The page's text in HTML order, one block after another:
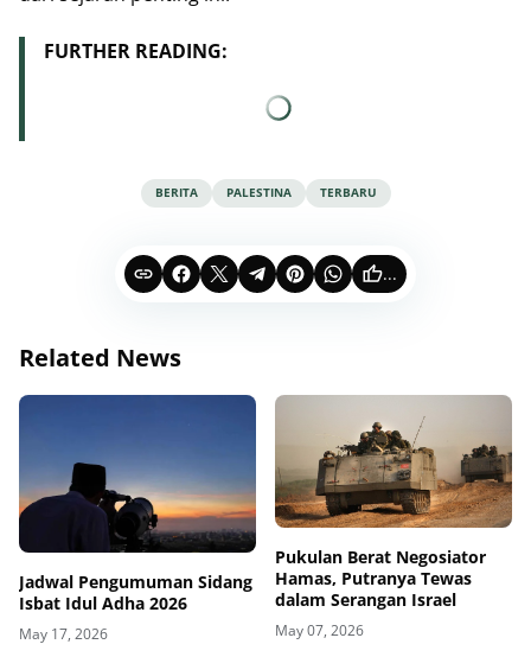
FURTHER READING:
BERITA PALESTINA TERBARU
...
Related News
Jadwal Pengumuman Sidang
Isbat Idul Adha 2026
May 17, 2026
Pukulan Berat Negosiator
Hamas, Putranya Tewas
dalam Serangan Israel
May 07, 2026